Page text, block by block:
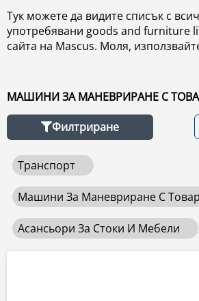
Тук можете да видите списък с
употребявани goods and furniture
сайта на Mascus. Моля,
lifts. Можете да разгледате и обяви
МАШИНИ ЗА МАНЕВРИРАНЕ С
Филтриране
Транспорт
Машини За Маневриране С Товар
Асансьори За Стоки И Мебели